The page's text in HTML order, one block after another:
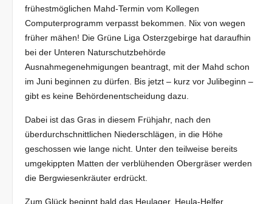
frühestmöglichen Mahd-Termin vom Kollegen
Computerprogramm verpasst bekommen. Nix von wegen
früher mähen! Die Grüne Liga Osterzgebirge hat daraufhin
bei der Unteren Naturschutzbehörde
Ausnahmegenehmigungen beantragt, mit der Mahd schon
im Juni beginnen zu dürfen. Bis jetzt – kurz vor Julibeginn –
gibt es keine Behördenentscheidung dazu.
Dabei ist das Gras in diesem Frühjahr, nach den
überdurchschnittlichen Niederschlägen, in die Höhe
geschossen wie lange nicht. Unter den teilweise bereits
umgekippten Matten der verblühenden Obergräser werden
die Bergwiesenkräuter erdrückt.
Zum Glück beginnt bald das Heulager. Heula-Helfer